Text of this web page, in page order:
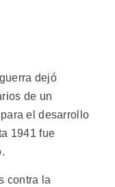
dejó
de un
el desarrollo
1941 fue
contra la